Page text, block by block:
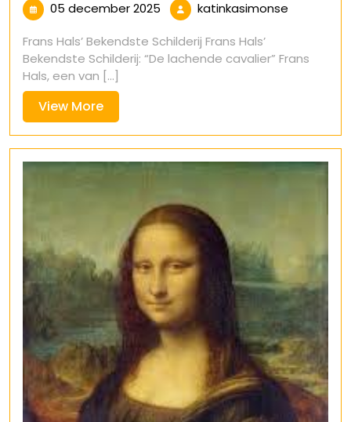
05 december 2025 05
december
2025
katinkasimonse
Frans Hals’ Bekendste Schilderij Frans Hals’
Bekendste Schilderij: “De lachende cavalier” Frans
Hals, een van [...]
View MoreView
More